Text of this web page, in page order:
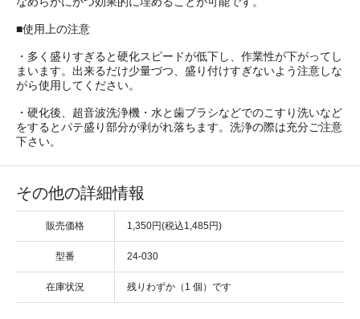
■使用上の注意
・多く盛りすぎると硬化スピードが低下し、作業性が下がってし
まいます。出来るだけ少量づつ、盛り付けすぎないよう注意しな
がら使用してください。
・硬化後、超音波洗浄機・水と歯ブラシなどでのこすり洗いなど
をするとパテ盛り部分が剥がれ落ちます。洗浄の際は充分ご注意
下さい。
その他の詳細情報
販売価格 1,350円(税込1,485円)
型番 24-030
在庫状況 残りわずか（1 個）です